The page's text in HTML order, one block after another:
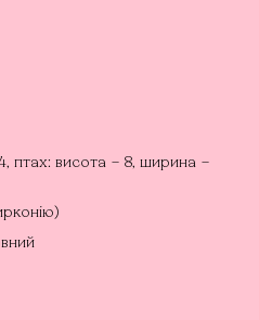
птах: висота – 8, ширина –